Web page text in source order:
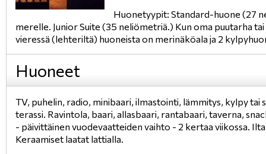
Huonetyypit: Standard-huone (27
merelle. Junior Suite (35 neliömetriä.) Kun oma puutarha
vieressä (lehteriltä) huoneista on merinäköala ja 2
Huoneet
TV, puhelin, radio, minibaari, ilmastointi, lämmitys, kylpy tai
terassi. Ravintola, baari, allasbaari, rantabaari, taverna,
- päivittäinen vuodevaatteiden vaihto - 2 kertaa viikossa.
Keraamiset laatat lattialla.